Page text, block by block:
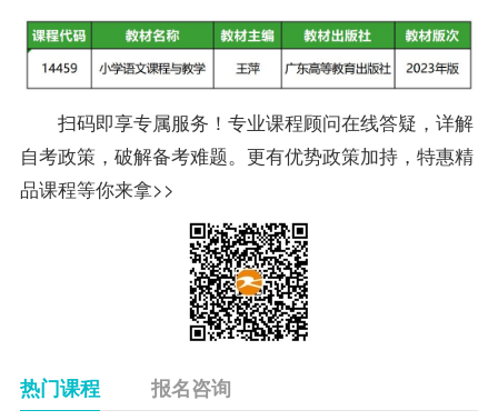
扫码即享专属服务！ 专业课程顾问在线答疑，详解
自考政策，破解备考难题。更有优势政策加持，特惠精
品课程等你来拿>>
热门课程 报名咨询